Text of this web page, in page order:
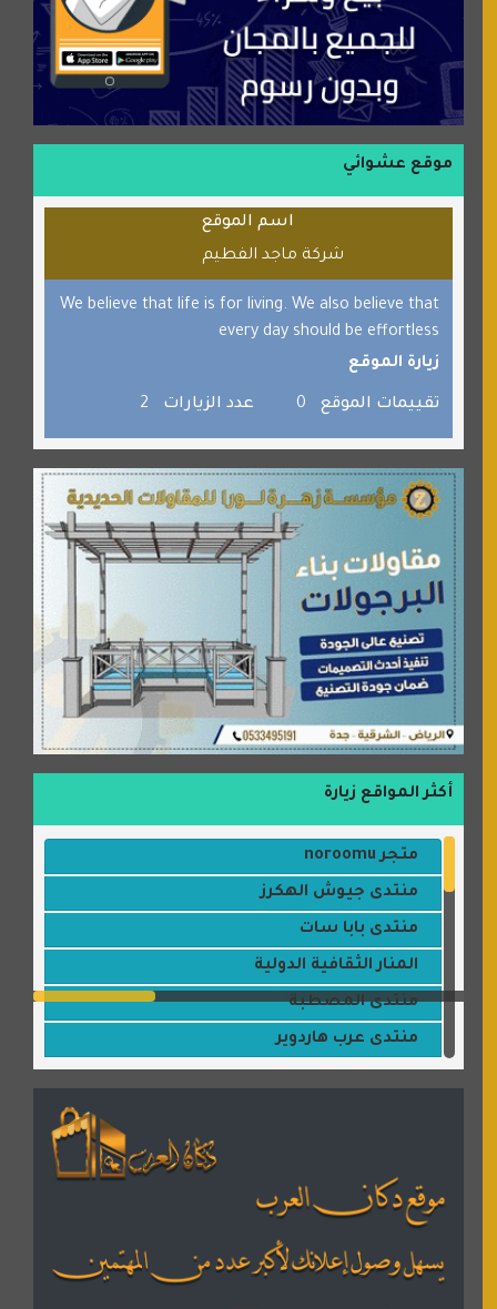
موسوعة نور الرحمن
منتدى جيوش الهكرز
بلو باص
موقع حراج خدمة
الطبي
قراننا
القران للجميع
برامج كمبيوتر
جائزة دبي الدولية للقران الكريم
صفنة دوت كوم
الألسن لخدمات الترجمة المعتمدة
موقع عشوائي
اسم الموقع
شركة ماجد الفطيم
We believe that life is for living. We also believe that
every day should be effortless
زيارة الموقع
تقييمات الموقع 0 عدد الزيارات 2
أكثر المواقع زيارة
متجر noroomu
منتدى جيوش الهكرز
منتدى بابا سات
المنار الثقافية الدولية
منتدى المصطبة
منتدى عرب هاردوير
القران للجميع
منتدى همسات روائية
المكتبة الصوتية للقران الكريم